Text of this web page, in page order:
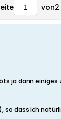
von2
ja dann
), so dass ich